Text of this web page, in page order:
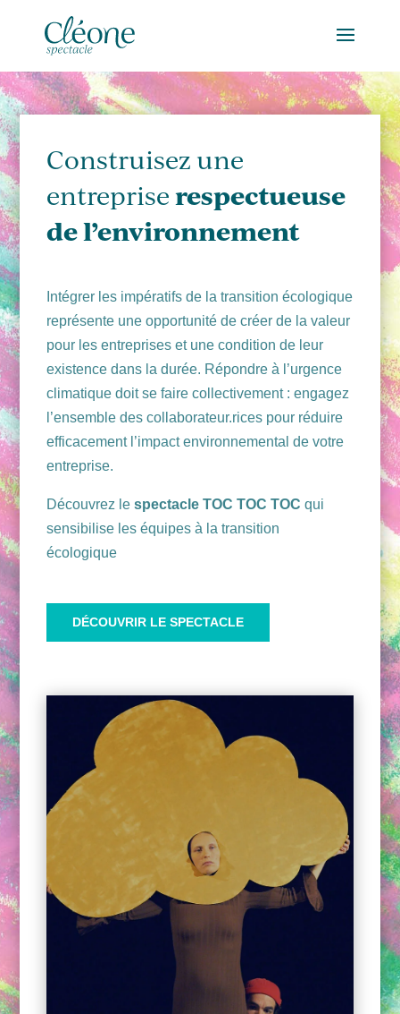
Construisez une
entrepriserespectueuse
de l’environnement
Intégrer les impératifs de la transition écologique
représente une opportunité de créer de la valeur
pour les entreprises et une condition de leur
existence dans la durée. Répondre à l’urgence
climatique doit se faire collectivement : engagez
l’ensemble des collaborateur.rices pour réduire
efficacement l’impact environnemental de votre
entreprise.
Découvrez lespectacle TOC TOC TOC qui
sensibilise les équipes à la transition
écologique
DÉCOUVRIR LE SPECTACLE